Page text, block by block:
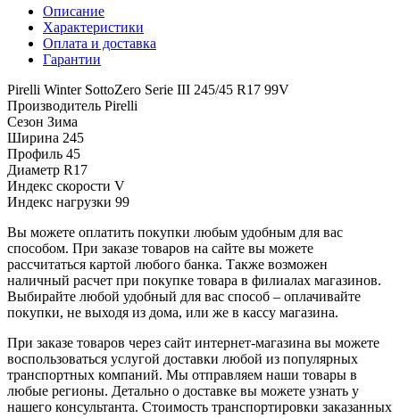
Описание
Характеристики
Оплата и доставка
Гарантии
Pirelli Winter SottoZero Serie III 245/45 R17 99V
Производитель Pirelli
Сезон Зима
Ширина 245
Профиль 45
Диаметр R17
Индекс скорости V
Индекс нагрузки 99
Вы можете оплатить покупки любым удобным для вас
способом. При заказе товаров на сайте вы можете
рассчитаться картой любого банка. Также возможен
наличный расчет при покупке товара в филиалах магазинов.
Выбирайте любой удобный для вас способ – оплачивайте
покупки, не выходя из дома, или же в кассу магазина.
При заказе товаров через сайт интернет-магазина вы можете
воспользоваться услугой доставки любой из популярных
транспортных компаний. Мы отправляем наши товары в
любые регионы. Детально о доставке вы можете узнать у
нашего консультанта. Стоимость транспортировки заказанных